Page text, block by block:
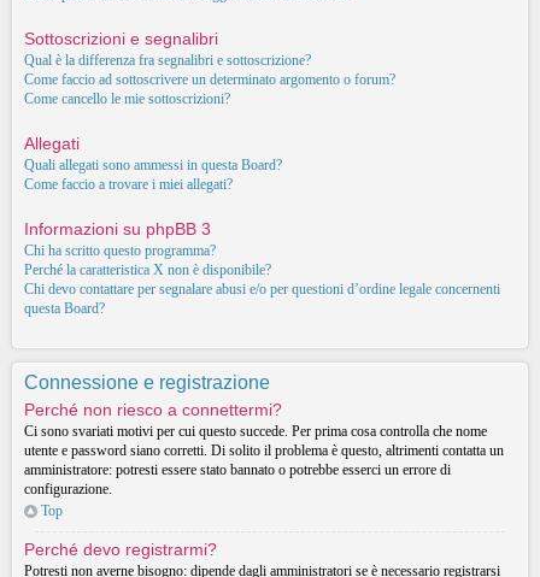
Sottoscrizioni e segnalibri
Qual è la differenza fra segnalibri e sottoscrizione?
Come faccio ad sottoscrivere un determinato argomento o forum?
Come cancello le mie sottoscrizioni?
Allegati
Quali allegati sono ammessi in questa Board?
Come faccio a trovare i miei allegati?
Informazioni su phpBB 3
Chi ha scritto questo programma?
Perché la caratteristica X non è disponibile?
Chi devo contattare per segnalare abusi e/o per questioni d’ordine legale concernenti
questa Board?
Connessione e registrazione
Perché non riesco a connettermi?
Ci sono svariati motivi per cui questo succede. Per prima cosa controlla che nome
utente e password siano corretti. Di solito il problema è questo, altrimenti contatta un
amministratore: potresti essere stato bannato o potrebbe esserci un errore di
configurazione.
Top
Perché devo registrarmi?
Potresti non averne bisogno: dipende dagli amministratori se è necessario registrarsi